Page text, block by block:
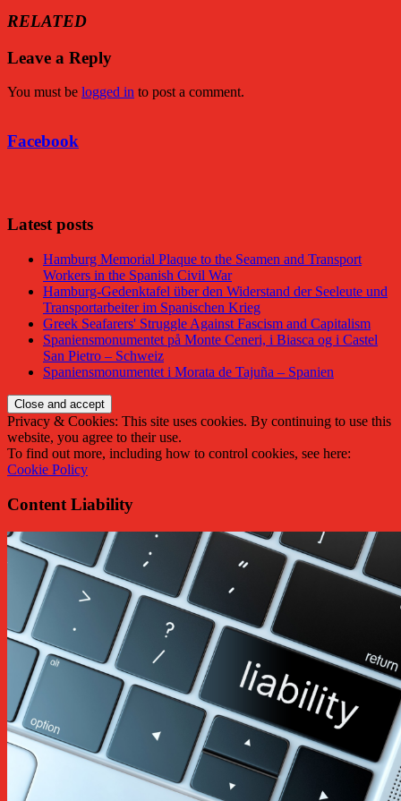
RELATED
Leave a Reply
You must be logged in to post a comment.
Facebook
Latest posts
Hamburg Memorial Plaque to the Seamen and Transport
Workers in the Spanish Civil War
Hamburg-Gedenktafel über den Widerstand der Seeleute und
Transportarbeiter im Spanischen Krieg
Greek Seafarers' Struggle Against Fascism and Capitalism
Spaniensmonumentet på Monte Ceneri, i Biasca og i Castel
San Pietro – Schweiz
Spaniensmonumentet i Morata de Tajuña – Spanien
Privacy & Cookies: This site uses cookies. By continuing to use this
website, you agree to their use.
To find out more, including how to control cookies, see here:
Cookie Policy
Content Liability